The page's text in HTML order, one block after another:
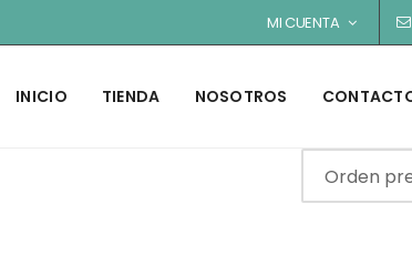
MI CUENTA
INICIO TIENDA NOSOTROS